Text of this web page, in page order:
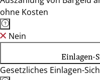
ohne Kosten
Nein
Einlagen-
Gesetzliches Einlagen-